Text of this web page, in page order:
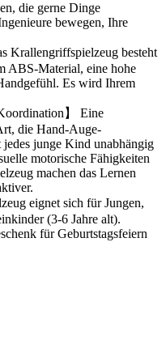
die gerne Dinge
bewegen, Ihre
Krallengriffspielzeug besteht
ABS-Material, eine hohe
Es wird Ihrem
】 Eine
die Hand-Auge-
junge Kind unabhängig
motorische Fähigkeiten
machen das Lernen
eignet sich für Jungen,
(3-6 Jahre alt).
für Geburtstagsfeiern